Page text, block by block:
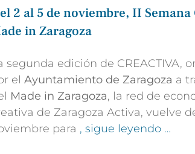
2 al 5 de noviembre, II Semana
in Zaragoza
segunda edición de CREACTIVA,
el Ayuntamiento de Zaragoza a
Made in Zaragoza, la red de
de Zaragoza Activa, vuelve
para , sigue leyendo …